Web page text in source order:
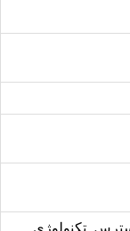
تکنولوژی